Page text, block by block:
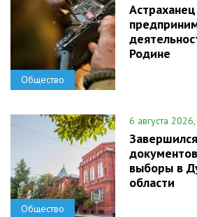
Общество
Родине
Общество
6 августа
выборы в
области